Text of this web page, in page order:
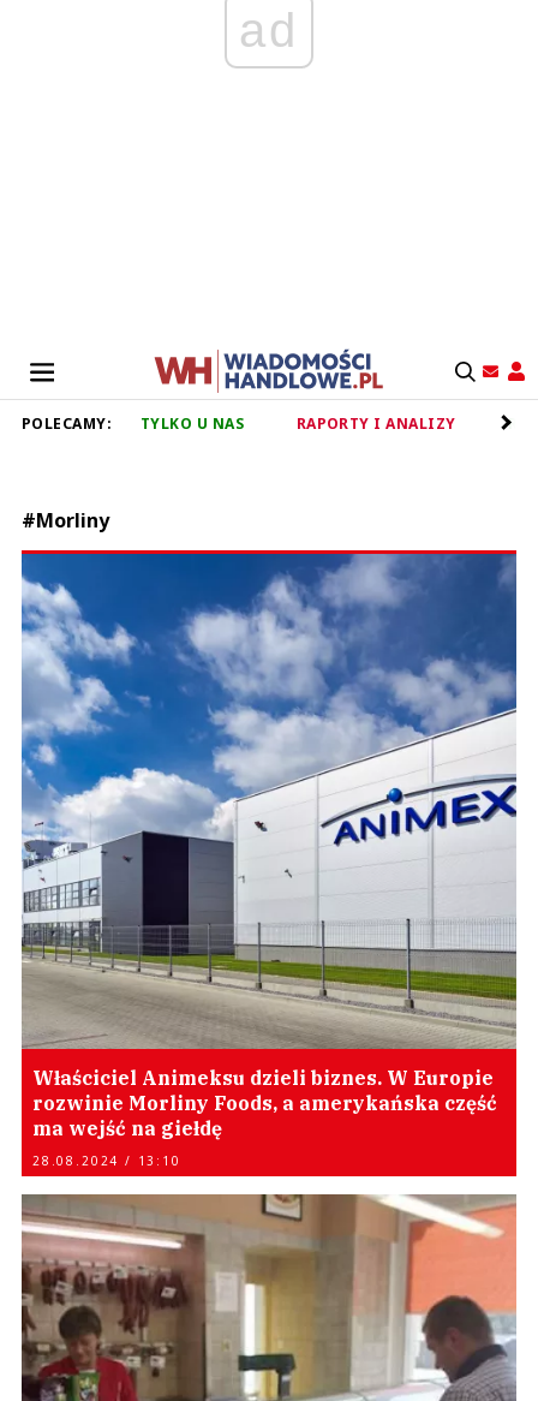
ad
POLECAMY: TYLKO U NAS RAPORTY I ANALIZY
#Morliny
Właściciel Animeksu dzieli biznes. W Europie
rozwinie Morliny Foods, a amerykańska część
ma wejść na giełdę
28.08.2024 / 13:10